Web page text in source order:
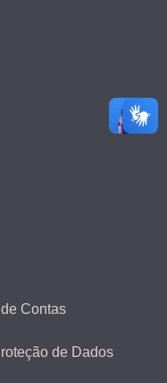
Contas
de Dados